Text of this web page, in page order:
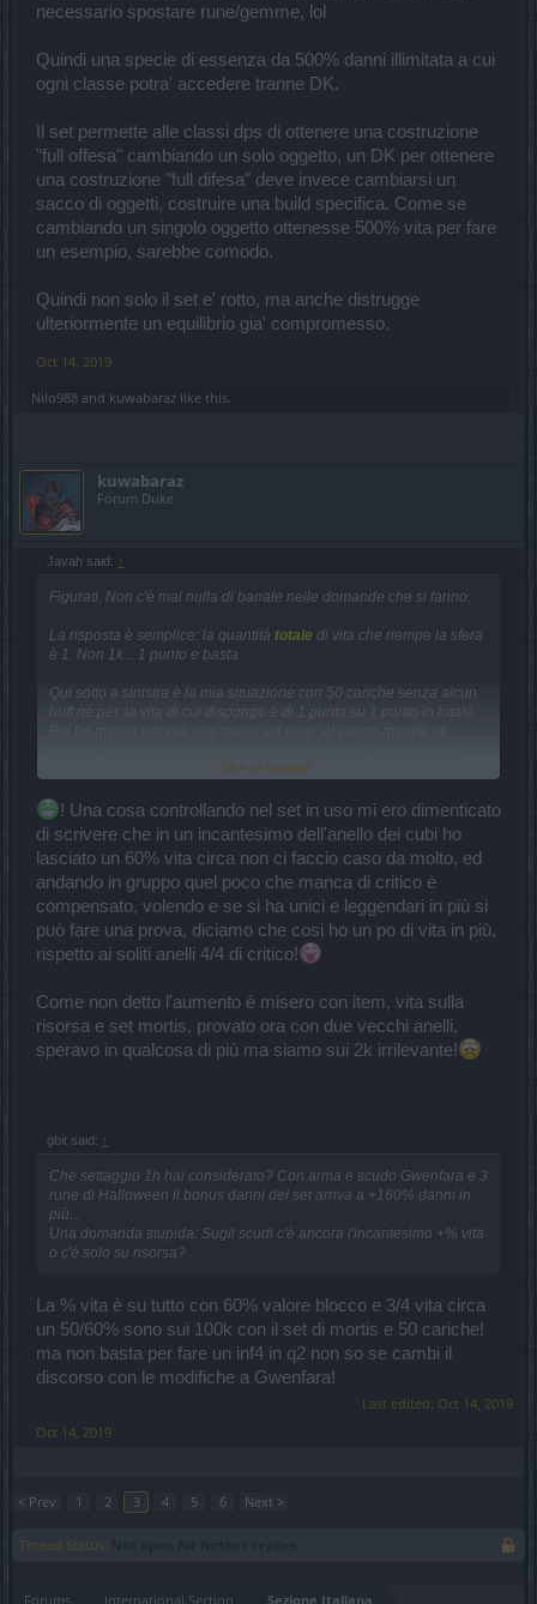
necessario spostare rune/gemme, lol
Quindi una specie di essenza da 500% danni illimitata a cui
ogni classe potra' accedere tranne DK.
Il set permette alle classi dps di ottenere una costruzione
"full offesa" cambiando un solo oggetto, un DK per ottenere
una costruzione "full difesa" deve invece cambiarsi un
sacco di oggetti, costruire una build specifica. Come se
cambiando un singolo oggetto ottenesse 500% vita per fare
un esempio, sarebbe comodo.
Quindi non solo il set e' rotto, ma anche distrugge
ulteriormente un equilibrio gia' compromesso.
Oct 14, 2019
Nilo988 and kuwabaraz like this.
kuwabaraz
Forum Duke
Javah said: ↑
Figurati. Non c'è mai nulla di banale nelle domande che si fanno.
La risposta è semplice: la quantità totale di vita che riempe la sfera
è 1. Non 1k... 1 punto e basta.
Qui sotto a sinistra è la mia situazione con 50 cariche senza alcun
buff né pet: la vita di cui dispongo è di 1 punto su 1 punto in totale.
bastano e avanzano se sa come giocare e in gruppo ha un tank a
per effetto dei bonus provenienti dagli altri players): certamente chi
ha avuto voglia di maxare le ametiste ora ha parecchio più di me,
ma io piuttosto che sprecare tutto quel tempo in tal modo mi faccio
monaca... e ora arranco, amen.
Nella condizione dell'immagine sinistra, quindi con 1/1 vita, non c'è
Non ti ho mai ringraziato, lo faccio adesso: il pet fa la sua bella
parte, io neanche ci avevo pensato considerandolo poco influente.
E sbagliavo, anche se certo rimango ben lontana anche dai 20k,
ma va bene così.
Click to expand...
! Una cosa controllando nel set in uso mi ero dimenticato
di scrivere che in un incantesimo dell'anello dei cubi ho
lasciato un 60% vita circa non ci faccio caso da molto, ed
andando in gruppo quel poco che manca di critico è
compensato, volendo e se si ha unici e leggendari in più si
può fare una prova, diciamo che cosi ho un po di vita in più,
rispetto ai soliti anelli 4/4 di critico!
Come non detto l'aumento è misero con item, vita sulla
risorsa e set mortis, provato ora con due vecchi anelli,
speravo in qualcosa di più ma siamo sui 2k irrilevante!
gbit said: ↑
Che settaggio 1h hai considerato? Con arma e scudo Gwenfara e 3
rune di Halloween il bonus danni del set arriva a +160% danni in
più...
Una domanda stupida: Sugli scudi c'è ancora l'incantesimo +% vita
o c'è solo su risorsa?
La % vita è su tutto con 60% valore blocco e 3/4 vita circa
un 50/60% sono sui 100k con il set di mortis e 50 cariche!
ma non basta per fare un inf4 in q2 non so se cambi il
discorso con le modifiche a Gwenfara!
Last edited: Oct 14, 2019
Oct 14, 2019
< Prev 1 2 3 4 5 6 Next >
Thread Status:
Forums International Section Sezione Italiana